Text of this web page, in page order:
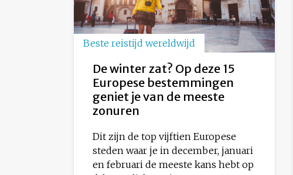
Beste reistijd wereldwijd
De winter zat? Op deze 15
Europese bestemmingen
geniet je van de meeste
zonuren
Dit zijn de top vijftien Europese
steden waar je in december, januari
en februari de meeste kans hebt op